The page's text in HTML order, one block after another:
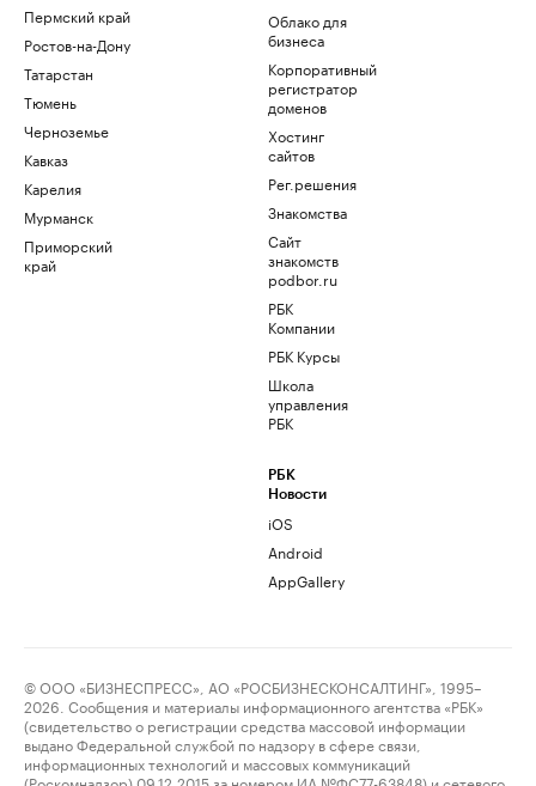
Пермский край
Ростов-на-Дону
Татарстан
Тюмень
Черноземье
Кавказ
Карелия
Мурманск
Приморский
край
Облако для
бизнеса
Корпоративный
регистратор
доменов
Хостинг
сайтов
Рег.решения
Знакомства
Сайт
знакомств
podbor.ru
РБК
Компании
РБК Курсы
Школа
управления
РБК
РБК
Новости
iOS
Android
AppGallery
© ООО «БИЗНЕСПРЕСС», АО «РОСБИЗНЕСКОНСАЛТИНГ», 1995–
2026. Сообщения и материалы информационного агентства «РБК»
(свидетельство о регистрации средства массовой информации
выдано Федеральной службой по надзору в сфере связи,
информационных технологий и массовых коммуникаций